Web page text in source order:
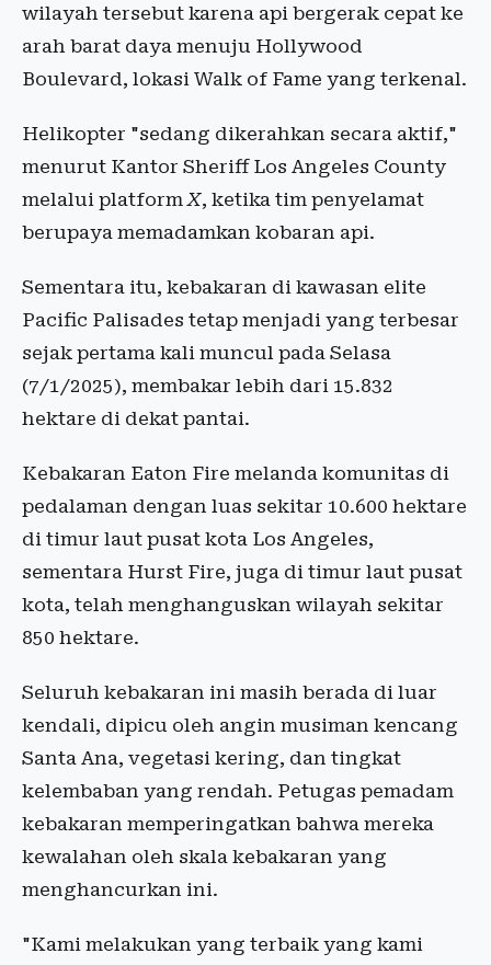
wilayah tersebut karena api bergerak cepat ke
arah barat daya menuju Hollywood
Boulevard, lokasi Walk of Fame yang terkenal.
Helikopter "sedang dikerahkan secara aktif,"
menurut Kantor Sheriff Los Angeles County
melalui platformX, ketika tim penyelamat
berupaya memadamkan kobaran api.
Sementara itu, kebakaran di kawasan elite
Pacific Palisades tetap menjadi yang terbesar
sejak pertama kali muncul pada Selasa
(7/1/2025), membakar lebih dari 15.832
hektare di dekat pantai.
Kebakaran Eaton Fire melanda komunitas di
pedalaman dengan luas sekitar 10.600 hektare
di timur laut pusat kota Los Angeles,
sementara Hurst Fire, juga di timur laut pusat
kota, telah menghanguskan wilayah sekitar
850 hektare.
Seluruh kebakaran ini masih berada di luar
kendali, dipicu oleh angin musiman kencang
Santa Ana, vegetasi kering, dan tingkat
kelembaban yang rendah. Petugas pemadam
kebakaran memperingatkan bahwa mereka
kewalahan oleh skala kebakaran yang
menghancurkan ini.
"Kami melakukan yang terbaik yang kami